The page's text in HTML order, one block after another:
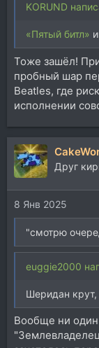
KORUND
«Пятый битл»
Тоже зашёл!
пробный шар
Beatles, где
исполнении
Друг
8 Янв 2025
"смотрю
euggie2000
Шеридан
Вообще ни один